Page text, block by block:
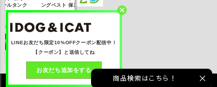
ングベスト 保冷剤付
円(税込み)
詳しく見る
ッククーラー 保冷剤
円(税込み)
詳しく見る
©2021 株式会社ゼフィール All rights reserved.
LINEお友だち限定10%OFFクーポン配信中！
【クーポン】と送信してね
お友だち追加をする
商品検索はこちら！